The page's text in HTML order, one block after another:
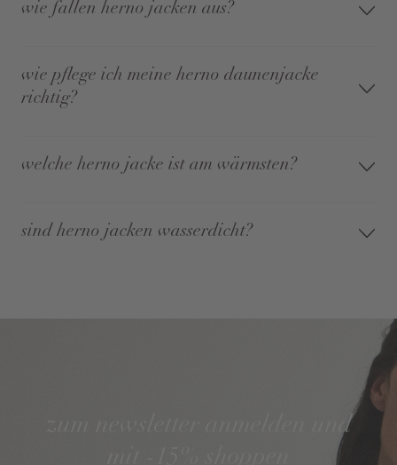
wie fallen herno jacken aus?
wie pflege ich meine herno daunenjacke
richtig?
welche herno jacke ist am wärmsten?
sind herno jacken wasserdicht?
zum newsletter anmelden und